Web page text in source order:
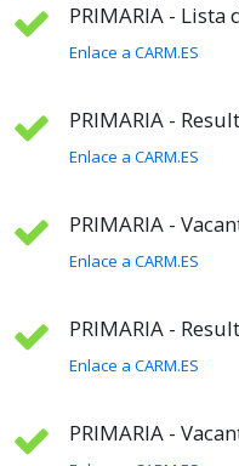
PRIMARIA - Lista
Enlace a CARM.ES
PRIMARIA -
Enlace a CARM.ES
PRIMARIA -
Enlace a CARM.ES
PRIMARIA -
Enlace a CARM.ES
PRIMARIA -